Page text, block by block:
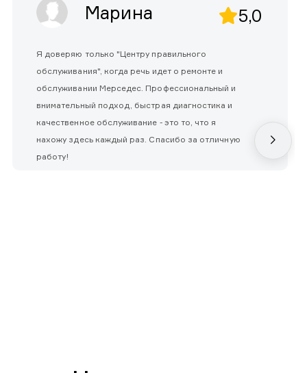
Марина 5,0
Я доверяю только "Центру правильного
обслуживания", когда речь идет о ремонте и
обслуживании Мерседес. Профессиональный и
внимательный подход, быстрая диагностика и
качественное обслуживание - это то, что я
нахожу здесь каждый раз. Спасибо за отличную
работу!